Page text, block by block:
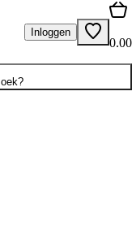
Inloggen
0.00